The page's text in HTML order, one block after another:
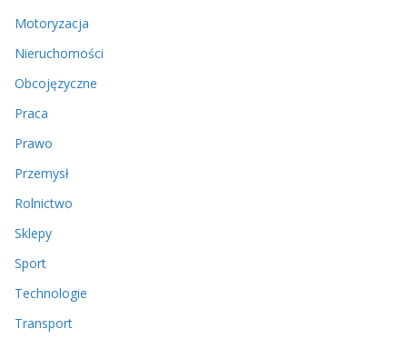
Motoryzacja
Nieruchomości
Obcojęzyczne
Praca
Prawo
Przemysł
Rolnictwo
Sklepy
Sport
Technologie
Transport